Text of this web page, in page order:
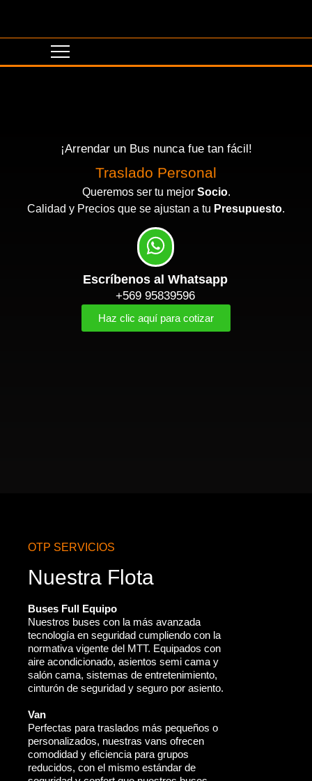
¡Arrendar un Bus nunca fue tan fácil!
Traslado Personal
Queremos ser tu mejor Socio.
Calidad y Precios que se ajustan a tu Presupuesto.
Escríbenos al Whatsapp
+569 95839596
Haz clic aquí para cotizar
OTP SERVICIOS
Nuestra Flota
Buses Full Equipo
Nuestros buses con la más avanzada
tecnología en seguridad cumpliendo con la
normativa vigente del MTT. Equipados con
aire acondicionado, asientos semi cama y
salón cama, sistemas de entretenimiento,
cinturón de seguridad y seguro por asiento.
Van
Perfectas para traslados más pequeños o
personalizados, nuestras vans ofrecen
comodidad y eficiencia para grupos
reducidos, con el mismo estándar de